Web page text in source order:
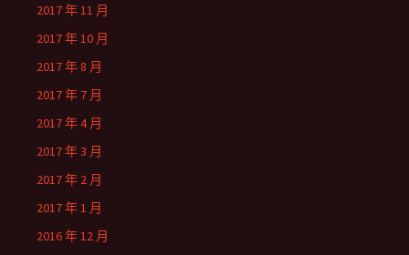
2017 年 11 月
2017 年 10 月
2017 年 8 月
2017 年 7 月
2017 年 4 月
2017 年 3 月
2017 年 2 月
2017 年 1 月
2016 年 12 月